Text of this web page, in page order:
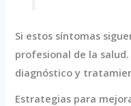
Si estos síntomas
profesional de la
diagnóstico y
Estrategias para